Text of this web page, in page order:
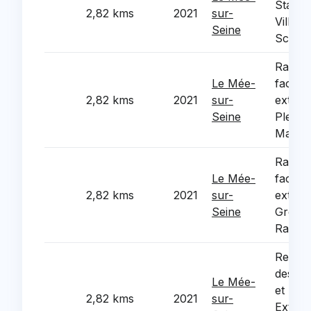
2,82 kms 2021
sur-
Seine
Stade
2,82 kms 2021
Le Mée-
sur-
Seine
Plein
2,82 kms 2021
Le Mée-
sur-
Seine
Racine
2,82 kms 2021
Le Mée-
sur-
des
et